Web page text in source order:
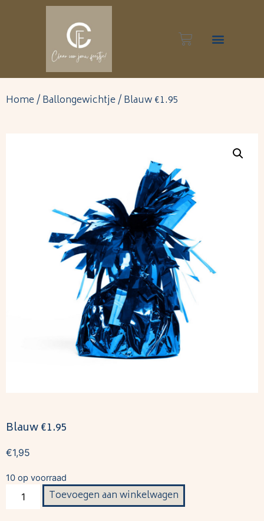
Home/Ballongewichtje/ Blauw €1.95
Blauw €1.95
€1,95
10 op voorraad
Toevoegen aan winkelwagen